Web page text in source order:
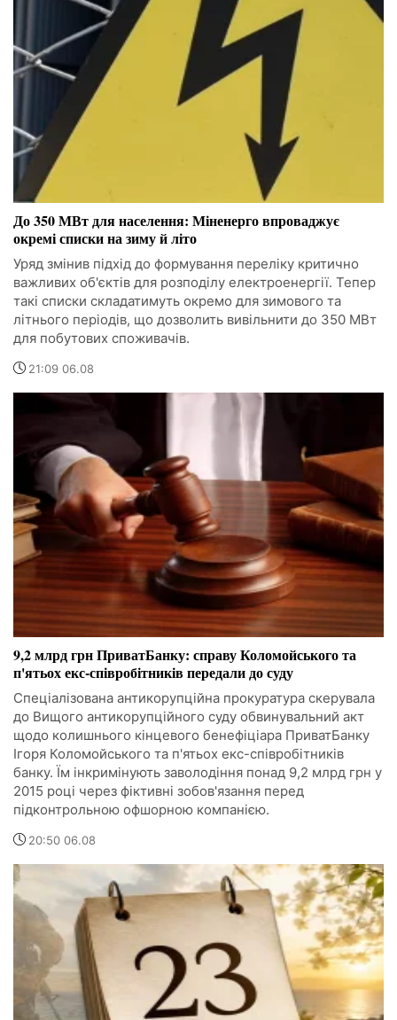
До 350 МВт для населення: Міненерго впроваджує
окремі списки на зиму й літо
Уряд змінив підхід до формування переліку критично
важливих об'єктів для розподілу електроенергії. Тепер
такі списки складатимуть окремо для зимового та
літнього періодів, що дозволить вивільнити до 350 МВт
для побутових споживачів.
21:09 06.08
9,2 млрд грн ПриватБанку: справу Коломойського та
п'ятьох екс-співробітників передали до суду
Спеціалізована антикорупційна прокуратура скерувала
до Вищого антикорупційного суду обвинувальний акт
щодо колишнього кінцевого бенефіціара ПриватБанку
Ігоря Коломойського та п'ятьох екс-співробітників
банку. Їм інкримінують заволодіння понад 9,2 млрд грн у
2015 році через фіктивні зобов'язання перед
підконтрольною офшорною компанією.
20:50 06.08